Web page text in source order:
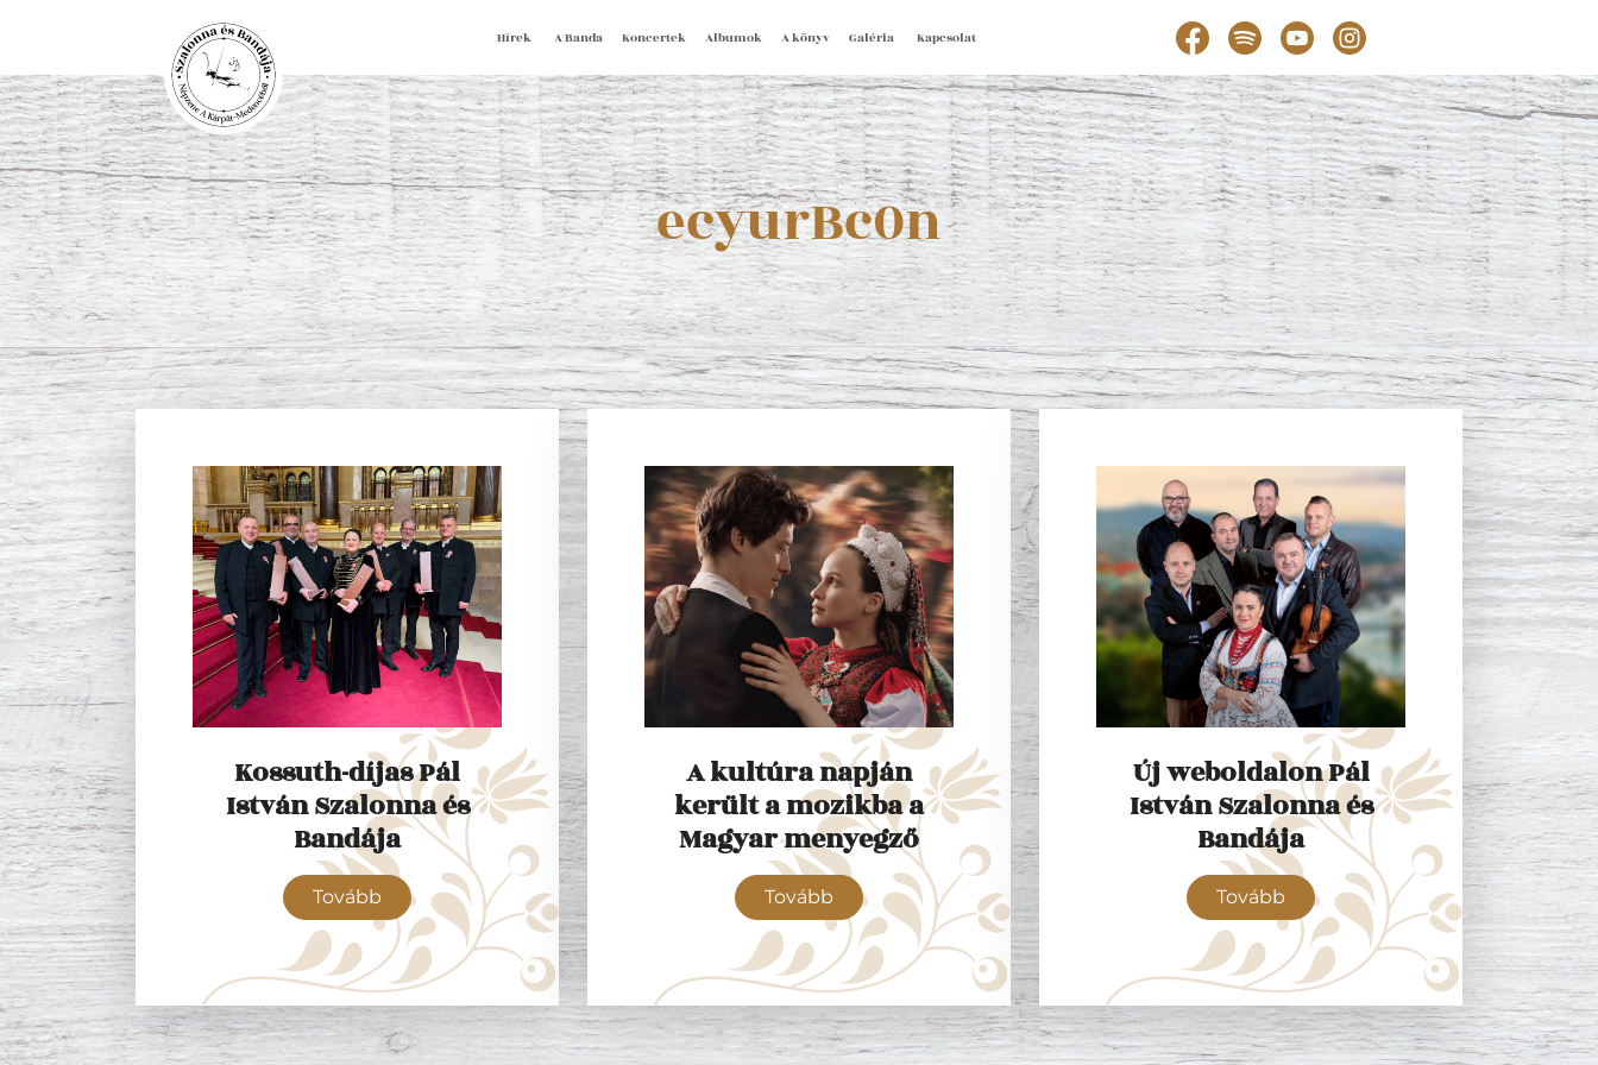
Hírek A Banda Koncertek Albumok A könyv Galéria Kapcsolat
ecyurBc0n
Kossuth-díjas Pál
István Szalonna és
Bandája
Tovább
A kultúra napján
került a mozikba a
Magyar menyegző
Tovább
Új weboldalon Pál
István Szalonna és
Bandája
Tovább